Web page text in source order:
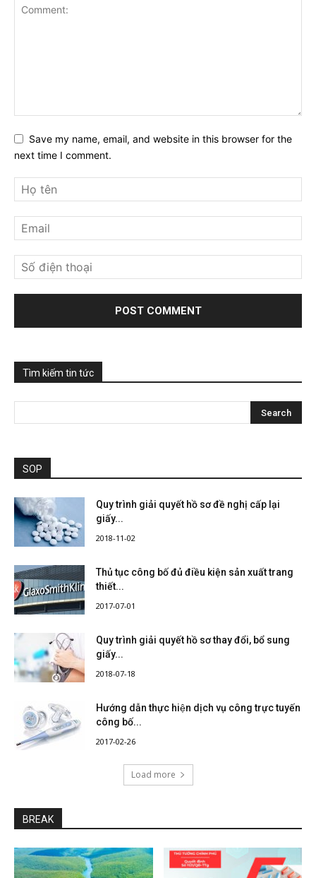
Save my name, email, and website in this browser for the
next time I comment.
Tìm kiếm tin tức
SOP
Quy trình giải quyết hồ sơ đề nghị cấp lại
giấy...
2018-11-02
Thủ tục công bố đủ điều kiện sản xuất trang
thiết...
2017-07-01
Quy trình giải quyết hồ sơ thay đổi, bổ sung
giấy...
2018-07-18
Hướng dẫn thực hiện dịch vụ công trực tuyến
công bố...
2017-02-26
Load more
BREAK